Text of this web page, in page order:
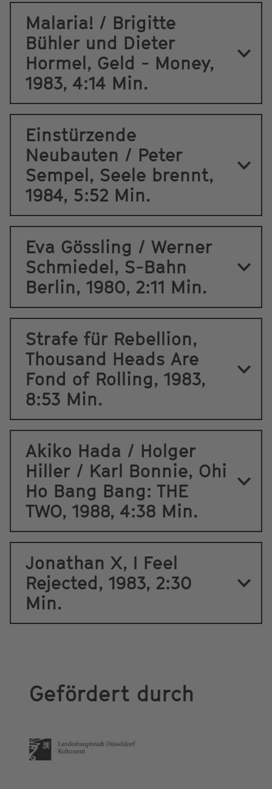
Malaria! / Brigitte
Bühler und Dieter
Hormel, Geld - Money,
1983, 4:14 Min.
Einstürzende
Neubauten / Peter
Sempel, Seele brennt,
1984, 5:52 Min.
Eva Gössling / Werner
Schmiedel, S-Bahn
Berlin, 1980, 2:11 Min.
Strafe für Rebellion,
Thousand Heads Are
Fond of Rolling, 1983,
8:53 Min.
Akiko Hada / Holger
Hiller / Karl Bonnie, Ohi
Ho Bang Bang: THE
TWO, 1988, 4:38 Min.
Jonathan X, I Feel
Rejected, 1983, 2:30
Min.
Gefördert durch